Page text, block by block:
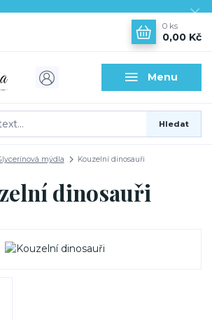
Menu
Hledat
0 ks
0,00 Kč
mýdla Kouzelní dinosauři
dinosauři